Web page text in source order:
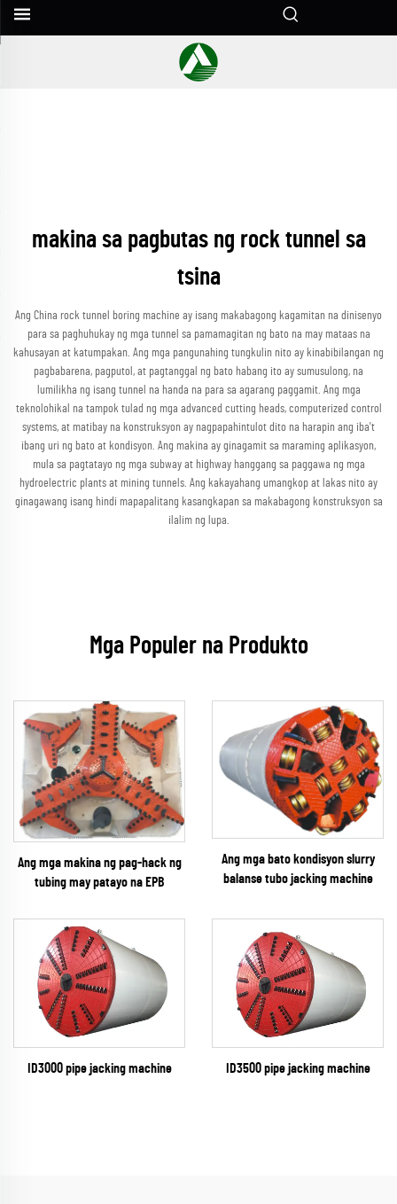
makina sa pagbutas ng rock tunnel sa
tsina
Ang China rock tunnel boring machine ay isang makabagong kagamitan na dinisenyo
para sa paghuhukay ng mga tunnel sa pamamagitan ng bato na may mataas na
kahusayan at katumpakan. Ang mga pangunahing tungkulin nito ay kinabibilangan ng
pagbabarena, pagputol, at pagtanggal ng bato habang ito ay sumusulong, na
lumilikha ng isang tunnel na handa na para sa agarang paggamit. Ang mga
teknolohikal na tampok tulad ng mga advanced cutting heads, computerized control
systems, at matibay na konstruksyon ay nagpapahintulot dito na harapin ang iba't
ibang uri ng bato at kondisyon. Ang makina ay ginagamit sa maraming aplikasyon,
mula sa pagtatayo ng mga subway at highway hanggang sa paggawa ng mga
hydroelectric plants at mining tunnels. Ang kakayahang umangkop at lakas nito ay
ginagawang isang hindi mapapalitang kasangkapan sa makabagong konstruksyon sa
ilalim ng lupa.
Mga Populer na Produkto
Ang mga makina ng pag-hack ng
tubing may patayo na EPB
Ang mga bato kondisyon slurry
balanse tubo jacking machine
ID3000 pipe jacking machine ID3500 pipe jacking machine